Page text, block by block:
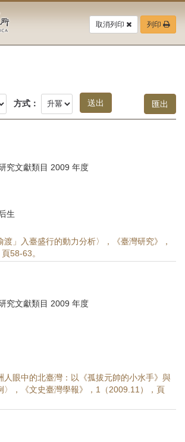
取消列印 列印
方式：
究文獻類目 2009 年度
生
渡」入臺盛行的動力分析〉，《臺灣研究》，
58-63。
究文獻類目 2009 年度
人眼中的北臺灣：以《孤拔元帥的小水手》與
〉，《文史臺灣學報》，1（2009.11），頁